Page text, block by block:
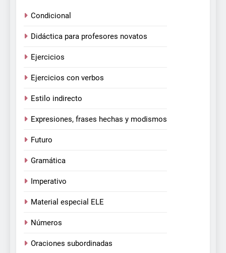
Condicional
Didáctica para profesores novatos
Ejercicios
Ejercicios con verbos
Estilo indirecto
Expresiones, frases hechas y modismos
Futuro
Gramática
Imperativo
Material especial ELE
Números
Oraciones subordinadas